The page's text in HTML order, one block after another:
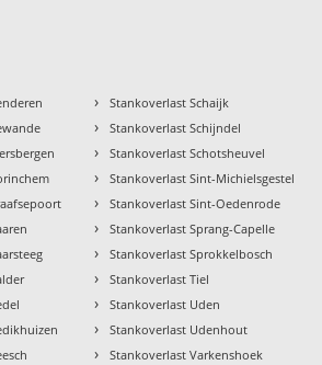
› Stankoverlast Schaijk
› Stankoverlast Schijndel
› Stankoverlast Schotsheuvel
› Stankoverlast Sint-Michielsgestel
› Stankoverlast Sint-Oedenrode
› Stankoverlast Sprang-Capelle
› Stankoverlast Sprokkelbosch
› Stankoverlast Tiel
› Stankoverlast Uden
› Stankoverlast Udenhout
› Stankoverlast Varkenshoek